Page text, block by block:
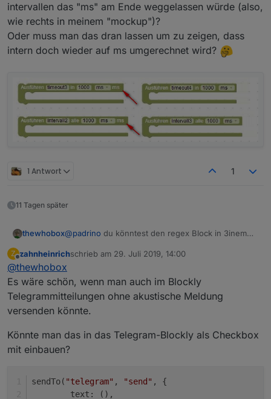
intervallen das "ms" am Ende weggelassen würde (also,
wie rechts in meinem "mockup")?
Oder muss man das dran lassen um zu zeigen, dass
intern doch wieder auf ms umgerechnet wird?
1 Antwort 1
11 Tagen später
thewhobox@padrino du könntest den regex Block in 3inem
Neustart.
Z
Offline
zahnheinrichschrieb am 29. Juli 2019, 14:00
zuletzt editiert von
@thewhobox
Es wäre schön, wenn man auch im Blockly
Telegrammitteilungen ohne akustische Meldung
versenden könnte.
Könnte man das in das Telegram-Blockly als Checkbox
mit einbauen?
sendTo( "telegram" , "send" , {
        text: (),